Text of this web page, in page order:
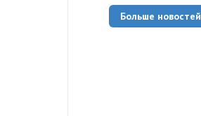
Больше новостей